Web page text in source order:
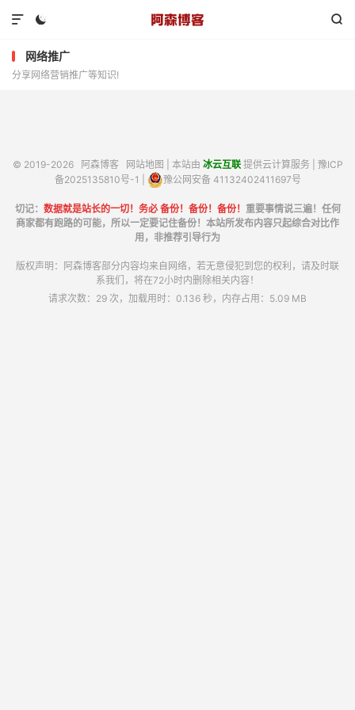
 

网络推广
分享网络营销推广等知识!
© 2019-2026 阿森博客 网站地图 | 本站由 冰云互联提供云计算服务 | 豫ICP
备2025135810号-1
豫公网安备 41132402411697号
切记： 数据就是站长的一切！务必 备份！备份！备份！ 重要事情说三遍！任何
商家都有跑路的可能，所以一定要记住备份！本站所发布内容只起综合对比作
用，非推荐引导行为
版权声明：阿森博客部分内容均来自网络，若无意侵犯到您的权利，请及时联
系我们，将在72小时内删除相关内容！
请求次数：29 次，加载用时：0.136 秒，内存占用：5.09 MB